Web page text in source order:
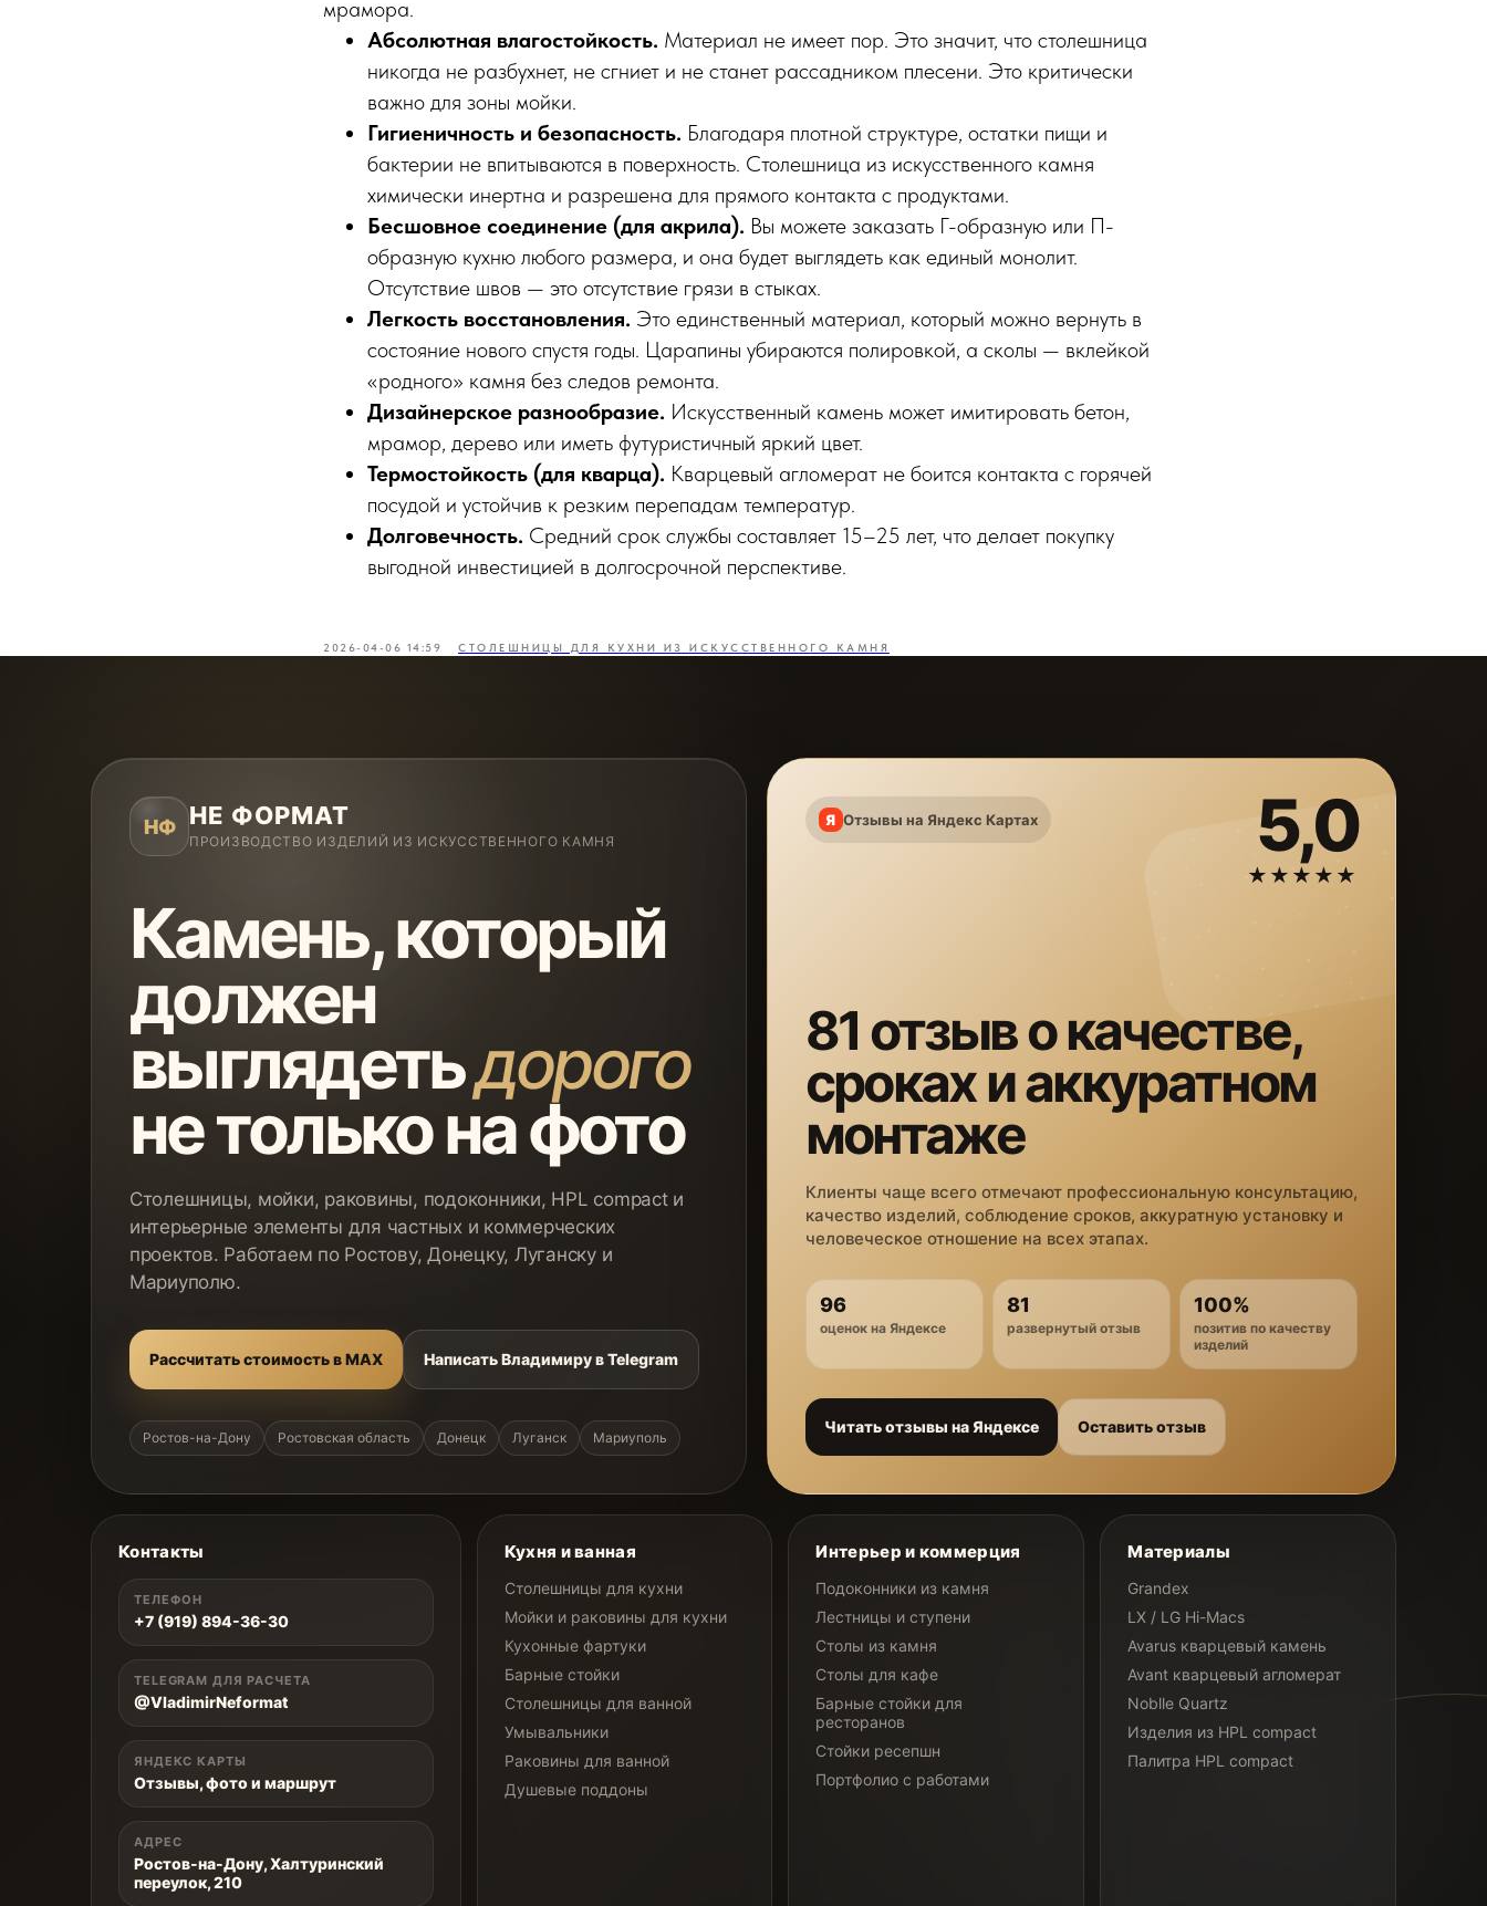
мрамора.
Абсолютная влагостойкость. Материал не имеет пор. Это значит, что столешница
никогда не разбухнет, не сгниет и не станет рассадником плесени. Это критически
важно для зоны мойки.
Гигиеничность и безопасность. Благодаря плотной структуре, остатки пищи и
бактерии не впитываются в поверхность. Столешница из искусственного камня
химически инертна и разрешена для прямого контакта с продуктами.
Бесшовное соединение (для акрила). Вы можете заказать Г-образную или П-
образную кухню любого размера, и она будет выглядеть как единый монолит.
Отсутствие швов — это отсутствие грязи в стыках.
Легкость восстановления. Это единственный материал, который можно вернуть в
состояние нового спустя годы. Царапины убираются полировкой, а сколы — вклейкой
«родного» камня без следов ремонта.
Дизайнерское разнообразие. Искусственный камень может имитировать бетон,
мрамор, дерево или иметь футуристичный яркий цвет.
Термостойкость (для кварца). Кварцевый агломерат не боится контакта с горячей
посудой и устойчив к резким перепадам температур.
Долговечность. Средний срок службы составляет 15–25 лет, что делает покупку
выгодной инвестицией в долгосрочной перспективе.
2026-04-06 14:59 СТОЛЕШНИЦЫ ДЛЯ КУХНИ ИЗ ИСКУССТВЕННОГО КАМНЯ
НФ НЕ ФОРМАТ
ПРОИЗВОДСТВО ИЗДЕЛИЙ ИЗ ИСКУССТВЕННОГО КАМНЯ
Камень, который
должен
выглядетьдорого
не только на фото
Столешницы, мойки, раковины, подоконники, HPL compact и
интерьерные элементы для частных и коммерческих
проектов. Работаем по Ростову, Донецку, Луганску и
Мариуполю.
Рассчитать стоимость в MAX Написать Владимиру в Telegram
Ростов-на-Дону Ростовская область Донецк Луганск Мариуполь
Отзывы на Яндекс Картах 5,0
★★★★★
81 отзыв о качестве,
сроках и аккуратном
монтаже
Клиенты чаще всего отмечают профессиональную консультацию,
качество изделий, соблюдение сроков, аккуратную установку и
человеческое отношение на всех этапах.
96
оценок на Яндексе
81
развернутый отзыв
100%
позитив по качеству
изделий
Читать отзывы на Яндексе Оставить отзыв
Контакты
ТЕЛЕФОН
+7 (919) 894-36-30
TELEGRAM ДЛЯ РАСЧЕТА
@VladimirNeformat
ЯНДЕКС КАРТЫ
Отзывы, фото и маршрут
АДРЕС
Ростов-на-Дону, Халтуринский
переулок, 210
Кухня и ванная
Столешницы для кухни
Мойки и раковины для кухни
Кухонные фартуки
Барные стойки
Столешницы для ванной
Умывальники
Раковины для ванной
Душевые поддоны
Интерьер и коммерция
Подоконники из камня
Лестницы и ступени
Столы из камня
Столы для кафе
Барные стойки для
ресторанов
Стойки ресепшн
Портфолио с работами
Материалы
Grandex
LX / LG Hi-Macs
Avarus кварцевый камень
Avant кварцевый агломерат
Noblle Quartz
Изделия из HPL compact
Палитра HPL compact